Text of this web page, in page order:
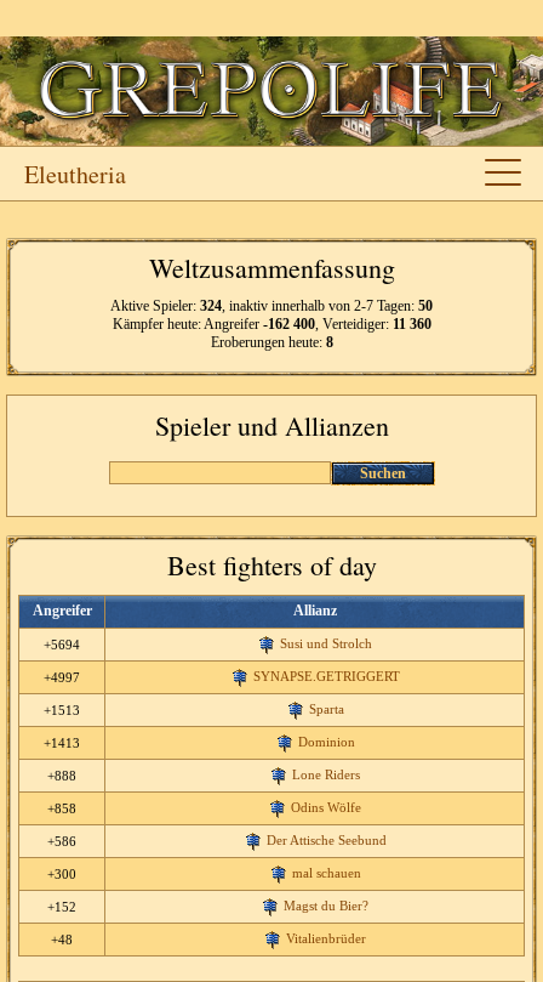
Eleutheria
Weltzusammenfassung
Aktive Spieler: 324, inaktiv innerhalb von 2-7 Tagen: 50
Kämpfer heute: Angreifer -162 400, Verteidiger: 11 360
Eroberungen heute: 8
Spieler und Allianzen
Suchen
Best fighters of day
Angreifer Allianz
+5694 Susi und Strolch
+4997 SYNAPSE.GETRIGGERT
+1513 Sparta
+1413 Dominion
+888 Lone Riders
+858 Odins Wölfe
+586 Der Attische Seebund
+300 mal schauen
+152 Magst du Bier?
+48 Vitalienbrüder